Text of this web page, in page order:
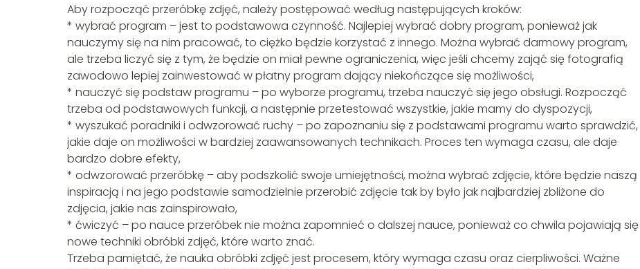
Aby rozpocząć przeróbkę zdjęć, należy postępować według następujących kroków:
* wybrać program – jest to podstawowa czynność. Najlepiej wybrać dobry program, ponieważ jak
nauczymy się na nim pracować, to ciężko będzie korzystać z innego. Można wybrać darmowy program,
ale trzeba liczyć się z tym, że będzie on miał pewne ograniczenia, więc jeśli chcemy zająć się fotografią
zawodowo lepiej zainwestować w płatny program dający niekończące się możliwości,
* nauczyć się podstaw programu – po wyborze programu, trzeba nauczyć się jego obsługi. Rozpocząć
trzeba od podstawowych funkcji, a następnie przetestować wszystkie, jakie mamy do dyspozycji,
* wyszukać poradniki i odwzorować ruchy – po zapoznaniu się z podstawami programu warto sprawdzić,
jakie daje on możliwości w bardziej zaawansowanych technikach. Proces ten wymaga czasu, ale daje
bardzo dobre efekty,
* odwzorować przeróbkę – aby podszkolić swoje umiejętności, można wybrać zdjęcie, które będzie naszą
inspiracją i na jego podstawie samodzielnie przerobić zdjęcie tak by było jak najbardziej zbliżone do
zdjęcia, jakie nas zainspirowało,
* ćwiczyć – po nauce przeróbek nie można zapomnieć o dalszej nauce, ponieważ co chwila pojawiają się
nowe techniki obróbki zdjęć, które warto znać.
Trzeba pamiętać, że nauka obróbki zdjęć jest procesem, który wymaga czasu oraz cierpliwości. Ważne